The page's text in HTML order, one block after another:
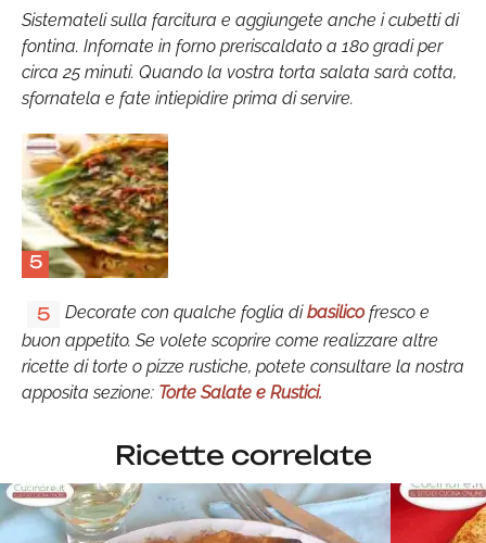
Sistemateli sulla farcitura e aggiungete anche i cubetti di
fontina. Infornate in forno preriscaldato a 180 gradi per
circa 25 minuti. Quando la vostra torta salata sarà cotta,
sfornatela e fate intiepidire prima di servire.
5
5 Decorate con qualche foglia dibasilicofresco e
buon appetito. Se volete scoprire come realizzare altre
ricette di torte o pizze rustiche, potete consultare la nostra
apposita sezione: Torte Salate e Rustici.
Ricette correlate